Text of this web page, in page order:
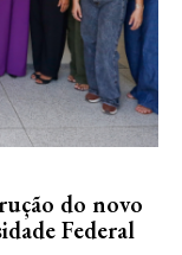
do novo
Federal